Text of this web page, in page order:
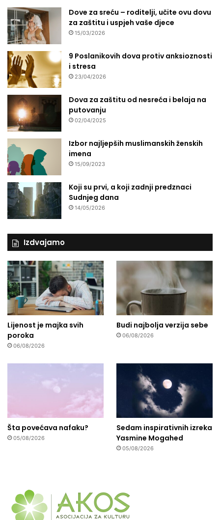
Dove za sreću – roditelji, učite ovu dovu
za zaštitu i uspjeh vaše djece
15/03/2026
9 Poslanikovih dova protiv anksioznosti
i stresa
23/04/2026
Dova za zaštitu od nesreća i belaja na
putovanju
02/04/2025
Izbor najljepših muslimanskih ženskih
imena
15/09/2023
Koji su prvi, a koji zadnji predznaci
Sudnjeg dana
14/05/2026
Izdvajamo
Lijenost je majka svih
poroka
06/08/2026
Budi najbolja verzija sebe
06/08/2026
Šta povećava nafaku?
05/08/2026
Sedam inspirativnih izreka
Yasmine Mogahed
05/08/2026